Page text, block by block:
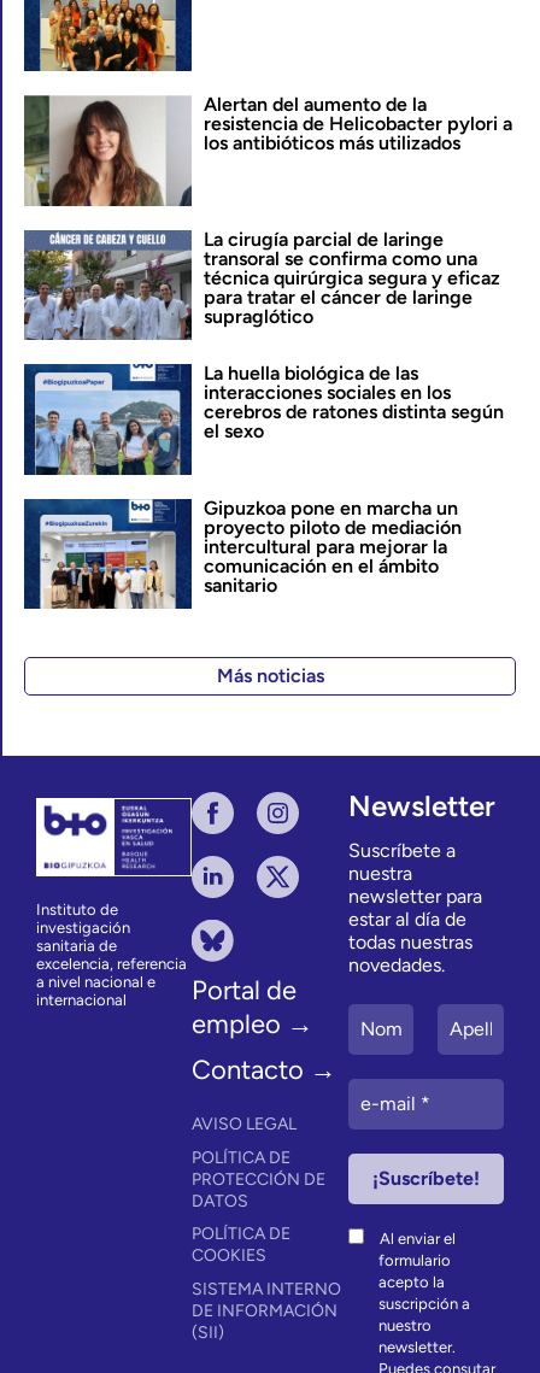
Alertan del aumento de la
resistencia de Helicobacter pylori a
los antibióticos más utilizados
La cirugía parcial de laringe
transoral se confirma como una
técnica quirúrgica segura y eficaz
para tratar el cáncer de laringe
supraglótico
La huella biológica de las
interacciones sociales en los
cerebros de ratones distinta según
el sexo
Gipuzkoa pone en marcha un
proyecto piloto de mediación
intercultural para mejorar la
comunicación en el ámbito
sanitario
Más noticias
Instituto de
investigación
sanitaria de
excelencia, referencia
a nivel nacional e
internacional
Portal de
empleo →
Contacto →
AVISO LEGAL
POLÍTICA DE
PROTECCIÓN DE
DATOS
POLÍTICA DE
COOKIES
SISTEMA INTERNO
DE INFORMACIÓN
(SII)
Newsletter
Suscríbete a
nuestra
newsletter para
estar al día de
todas nuestras
novedades.
Al enviar el
formulario
acepto la
suscripción a
nuestro
newsletter.
Puedes consutar